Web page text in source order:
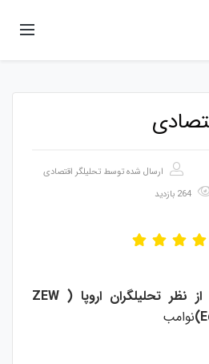
ارسال شده توسط تحلیلگر اقتصادی
از نظر تحلیلگران اروپا (
ZEW
نوامب